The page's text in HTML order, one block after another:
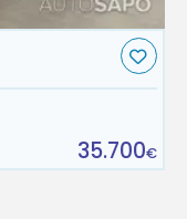
35.700€